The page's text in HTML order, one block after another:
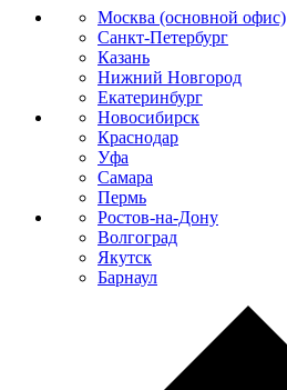
Москва (основной офис)
Санкт-Петербург
Казань
Нижний Новгород
Екатеринбург
Новосибирск
Краснодар
Уфа
Самара
Пермь
Ростов-на-Дону
Волгоград
Якутск
Барнаул